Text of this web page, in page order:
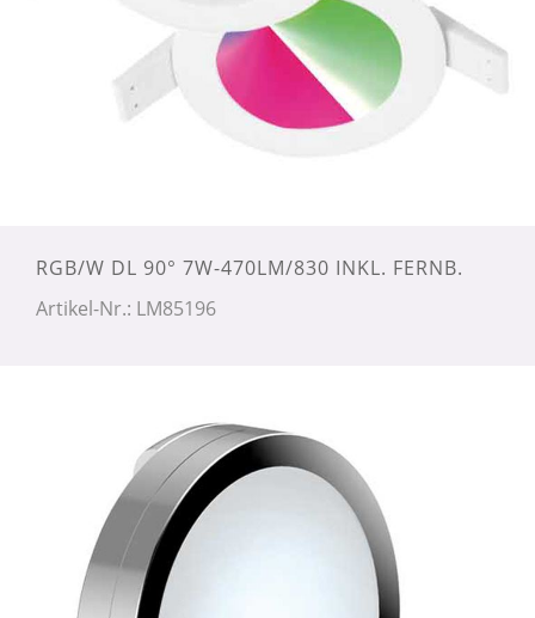
RGB/W DL 90° 7W-470LM/830 INKL. FERNB.
Artikel-Nr.: LM85196